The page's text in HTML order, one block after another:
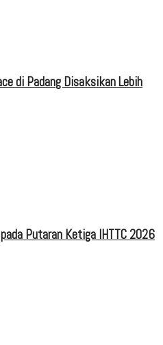
di Padang Disaksikan Lebih
Putaran Ketiga IHTTC 2026